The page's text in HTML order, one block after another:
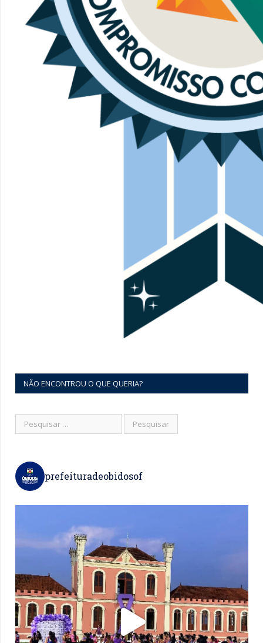
NÃO ENCONTROU O QUE QUERIA?
prefeituradeobidosof